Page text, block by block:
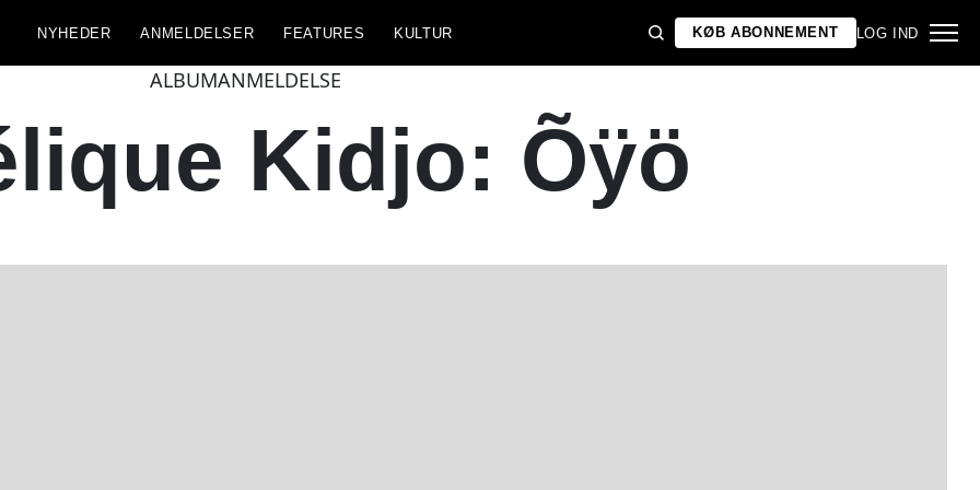
NYHEDER ANMELDELSER FEATURES KULTUR KØB ABONNEMENT LOG IND
ALBUMANMELDELSE
Kidjo: Õÿö